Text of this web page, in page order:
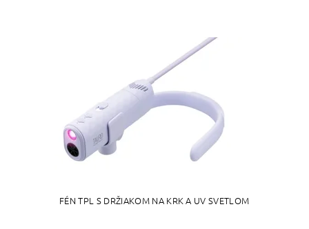
FÉN TPL S DRŽIAKOM NA KRK A UV SVETLOM